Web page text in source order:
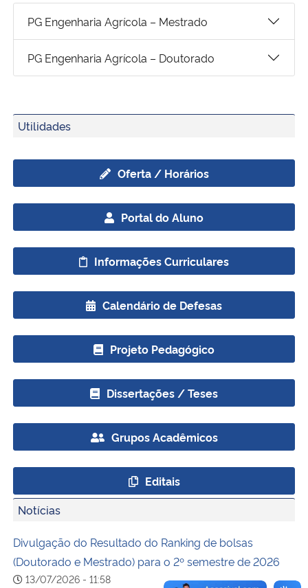
Banco Central do Brasil
PG Engenharia Agrícola – Mestrado
PG Engenharia Agrícola – Doutorado
Utilidades
Oferta / Horários
Portal do Aluno
Informações Curriculares
Calendário de Defesas
Projeto Pedagógico
Dissertações / Teses
Grupos Acadêmicos
Editais
Notícias
Divulgação do Resultado do Ranking de bolsas
(Doutorado e Mestrado) para o 2º semestre de 2026
13/07/2026 - 11:58